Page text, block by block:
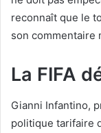
reconnaît que le
son commentaire
La FIFA
Gianni Infantino,
politique tarifaire